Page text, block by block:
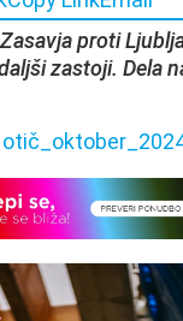
proti
zastoji. Dela